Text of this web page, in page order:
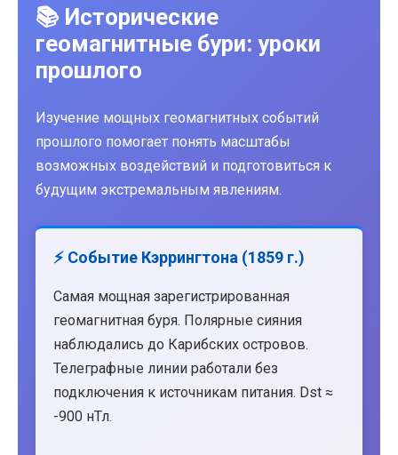
📚 Исторические
геомагнитные бури: уроки
прошлого
Изучение мощных геомагнитных событий
прошлого помогает понять масштабы
возможных воздействий и подготовиться к
будущим экстремальным явлениям.
⚡ Событие Кэррингтона (1859 г.)
Самая мощная зарегистрированная
геомагнитная буря. Полярные сияния
наблюдались до Карибских островов.
Телеграфные линии работали без
подключения к источникам питания. Dst ≈
-900 нТл.